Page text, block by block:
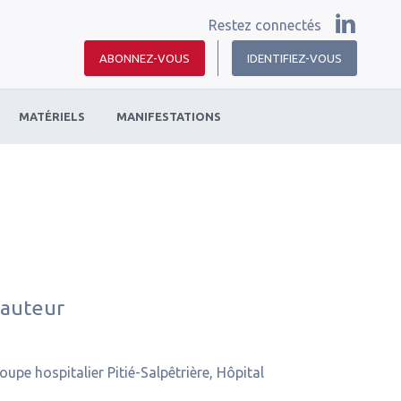
Restez connectés
ABONNEZ-VOUS IDENTIFIEZ-VOUS
MATÉRIELS MANIFESTATIONS
hospitalier Pitié-Salpêtrière, Hôpital